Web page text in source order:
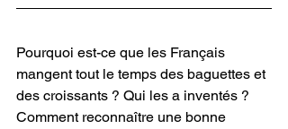
Pourquoi est-ce que les Français
mangent tout le temps des baguettes et
des croissants ? Qui les a inventés ?
Comment reconnaître une bonne